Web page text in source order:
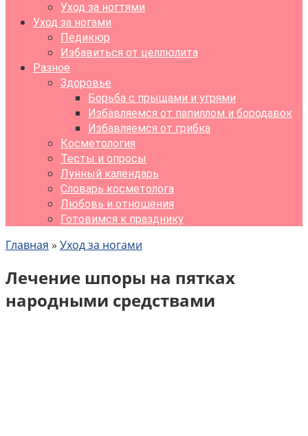
Уход за ногтями
Уход за ногами
Педикюр
Избавиться от целлюлита
Разное
Здоровье
Борьба с прыщами и угрями
Избавляемся от папиллом и бородавок
Избавляемся от грибка
Косметология
Тесты и опросы
Лунный календарь
Словарь косметолога
Любовь и отношения
Готовимся к празднику
Главная » Уход за ногами
Лечение шпоры на пятках
народными средствами